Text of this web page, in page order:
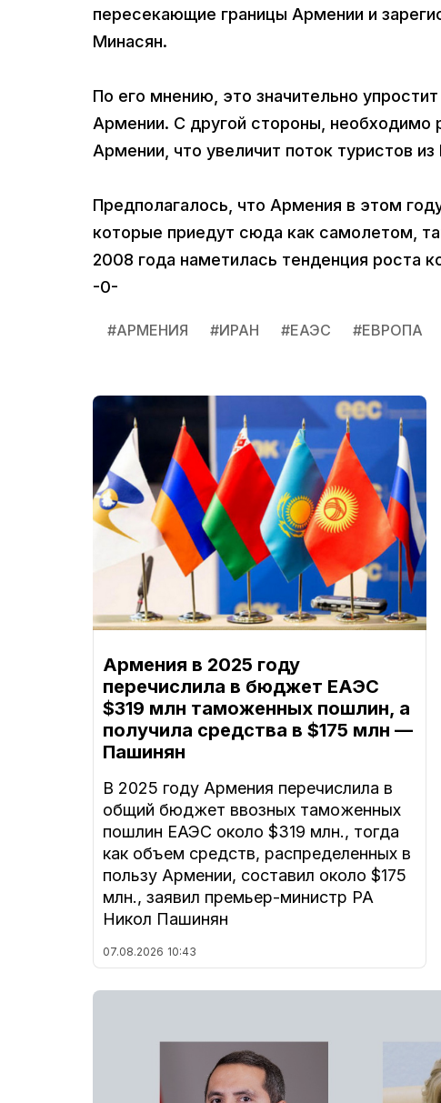
пересекающие границы Армении и
Минасян.
По его мнению, это значительно
Армении. С другой стороны, необходимо
Армении, что увеличит поток туристов из
Предполагалось, что Армения в этом
которые приедут сюда как самолетом,
2008 года наметилась тенденция роста
-0-
#АРМЕНИЯ #ИРАН #ЕАЭС #ЕВРОПА
Армения в 2025 году
перечислила в бюджет ЕАЭС
$319 млн таможенных пошлин, а
получила средства в $175 млн —
Пашинян
В 2025 году Армения перечислила в
общий бюджет ввозных таможенных
пошлин ЕАЭС около $319 млн., тогда
как объем средств, распределенных в
пользу Армении, составил около $175
млн., заявил премьер-министр РА
Никол Пашинян
07.08.2026 10:43